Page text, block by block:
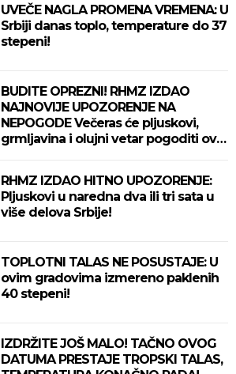
UVEČE NAGLA PROMENA VREMENA: U
Srbiji danas toplo, temperature do 37
stepeni!
BUDITE OPREZNI! RHMZ IZDAO
NAJNOVIJE UPOZORENJE NA
NEPOGODE Večeras će pljuskovi,
grmljavina i olujni vetar pogoditi ove
RHMZ IZDAO HITNO UPOZORENJE:
Pljuskovi u naredna dva ili tri sata u
više delova Srbije!
TOPLOTNI TALAS NE POSUSTAJE: U
ovim gradovima izmereno paklenih
40 stepeni!
IZDRŽITE JOŠ MALO! TAČNO OVOG
DATUMA PRESTAJE TROPSKI TALAS,